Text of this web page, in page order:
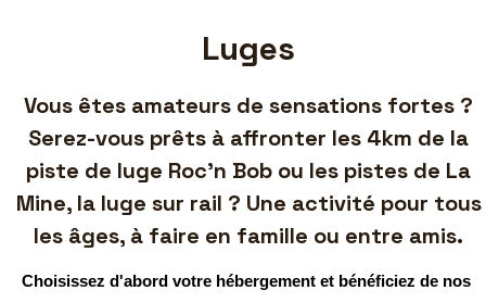
Luges
Vous êtes amateurs de sensations fortes ?
Serez-vous prêts à affronter les 4km de la
piste de luge Roc'n Bob ou les pistes de La
Mine, la luge sur rail ? Une activité pour tous
les âges, à faire en famille ou entre amis.
Choisissez d'abord votre hébergement et bénéficiez de nos